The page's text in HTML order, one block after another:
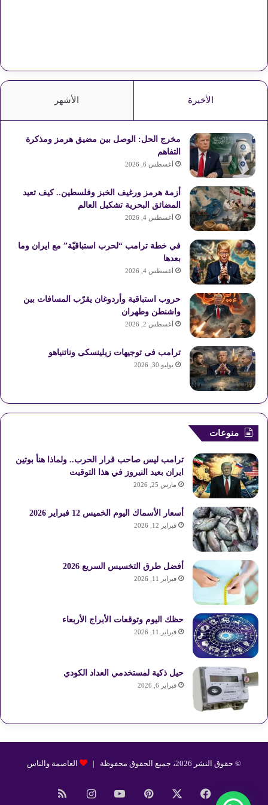
الأخيرة الأشهر
مخرج الحل: الوصل بين مضيق هرمز ومذكرة
التفاهم
أغسطس 6, 2026
أزمة هرمز ورغيف الخبز وفلسطين.. كيف تعيد
المضائق البحرية تشكيل العالم
أغسطس 4, 2026
في خطة ترامب “لحرب استباقيّة” مع ايران وما
بعدها
أغسطس 4, 2026
حروب استباقية وأردوغان يقرّب المسافات بين
واشنطن وطهران
أغسطس 2, 2026
ترامب فى توجيهات زيلينسكى وناتنياهو
يوليو 30, 2026
منوعات
ترامب ليس صاحب قرار الحرب.. ولماذا هنأ بوتين
ايران بعيد النيروز في هذا التوقيت
مارس 25, 2026
أسعار الأسماك اليوم الخميس 12 فبراير 2026
فبراير 12, 2026
أفضل طرق التخسيس السريع 2026
فبراير 11, 2026
حظك اليوم وتوقعات الأبراج الأربعاء
فبراير 11, 2026
حيل ذكية لمستخدمي العداد الكودي
فبراير 6, 2026
© حقوق النشر 2026، جميع الحقوق محفوظة | العاصمة والناس
فيسبوك بينتيريست‫YouTubeانستقرام